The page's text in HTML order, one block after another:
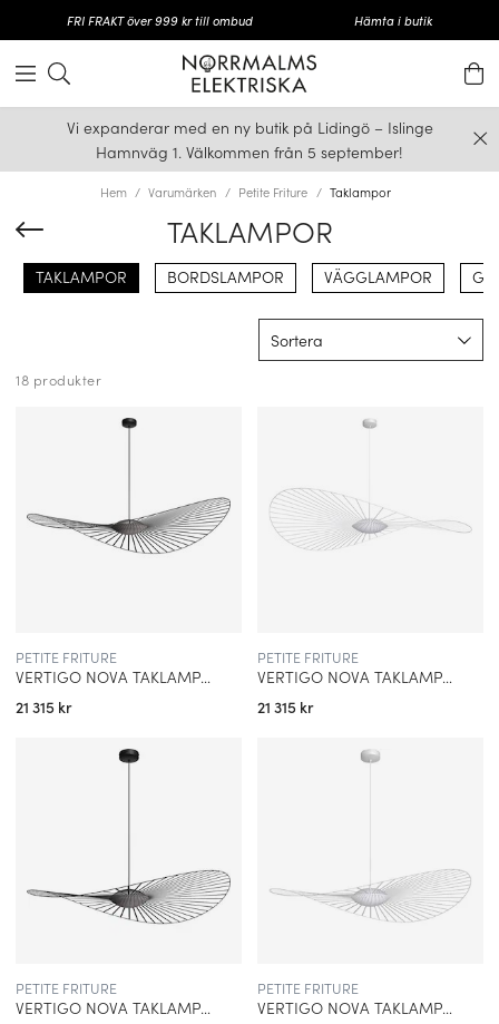
FRI FRAKT över 999 kr till ombud Hämta i butik
Vi expanderar med en ny butik på Lidingö – Islinge
Hamnväg 1. Välkommen från 5 september!
Hem Varumärken Petite Friture Taklampor
TAKLAMPOR
TAKLAMPOR BORDSLAMPOR VÄGGLAMPOR
Sortera
18 produkter
PETITE FRITURE
VERTIGO NOVA TAKLAMPA LARGE SVART
21 315 kr
PETITE FRITURE
VERTIGO NOVA TAKLAMPA LARGE VIT
21 315 kr
PETITE FRITURE
VERTIGO NOVA TAKLAMPA MEDIUM SVART
PETITE FRITURE
VERTIGO NOVA TAKLAMPA MEDIUM VIT